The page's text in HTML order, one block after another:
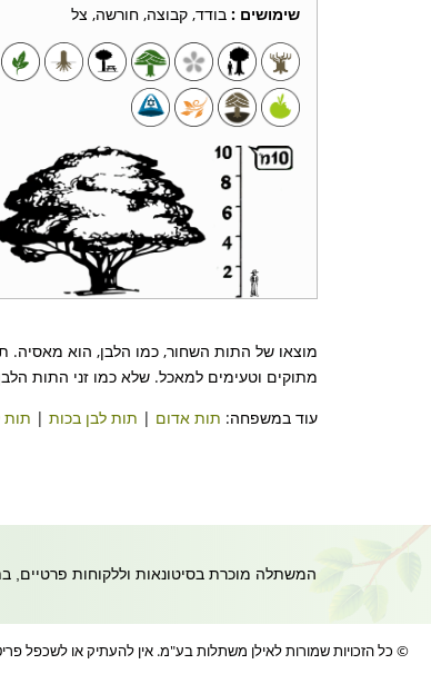
שימושים : בודד, קבוצה, חורשה, צל
מוצאו של התות השחור, כמו הלבן, הוא מאסיה.
מתוקים וטעימים למאכל. שלא כמו זני התות
עוד במשפחה: תות אדום | תות לבן בכות | תות
המשתלה מוכרת בסיטונאות וללקוחות פרטיים, בתיאום מראש- 054-
© כל הזכויות שמורות לאילן משתלות בע"מ. אין להעתיק או לשכפל